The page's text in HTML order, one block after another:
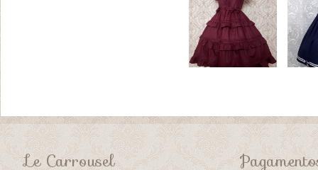
Le Carrousel